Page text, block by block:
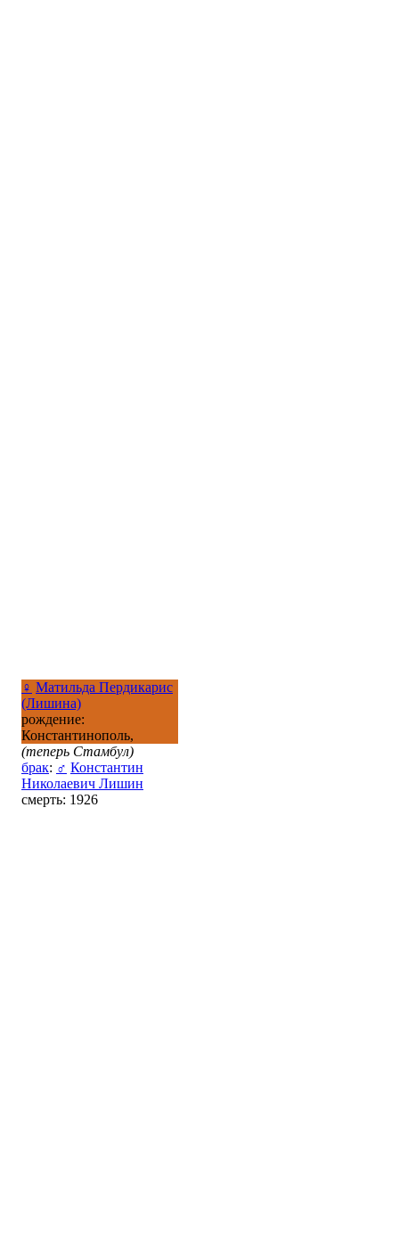
♀ Матильда Пердикарис
(Лишина)
рождение:
Константинополь,
(теперь Стамбул)
брак: ♂ Константин
Николаевич Лишин
смерть: 1926